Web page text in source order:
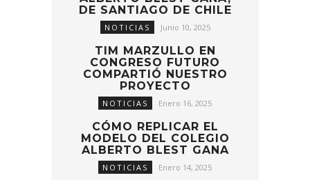
DE SANTIAGO DE CHILE
NOTICIAS Junio 10, 2025
TIM MARZULLO EN
CONGRESO FUTURO
COMPARTIÓ NUESTRO
PROYECTO
NOTICIAS Enero 16, 2025
CÓMO REPLICAR EL
MODELO DEL COLEGIO
ALBERTO BLEST GANA
NOTICIAS Enero 14, 2025